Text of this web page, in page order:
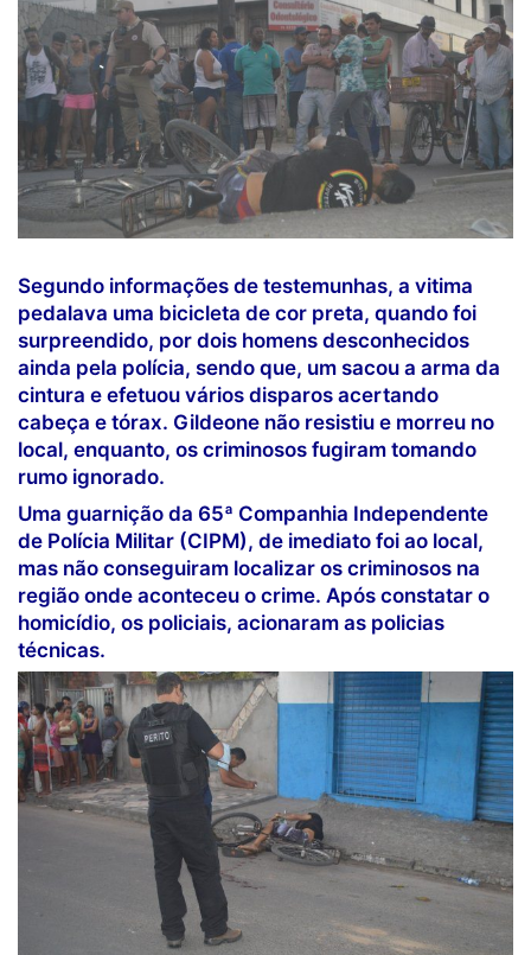
Segundo informações de testemunhas, a vitima
pedalava uma bicicleta de cor preta, quando foi
surpreendido, por dois homens desconhecidos
ainda pela polícia, sendo que, um sacou a arma da
cintura e efetuou vários disparos acertando
cabeça e tórax. Gildeone não resistiu e morreu no
local, enquanto, os criminosos fugiram tomando
rumo ignorado.
Uma guarnição da 65ª Companhia Independente
de Polícia Militar (CIPM), de imediato foi ao local,
mas não conseguiram localizar os criminosos na
região onde aconteceu o crime. Após constatar o
homicídio, os policiais, acionaram as policias
técnicas.